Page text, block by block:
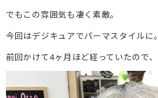
でもこの雰囲気も凄く素敵。
今回はデジキュアでパーマスタイルに。
前回かけて4ヶ月ほど経っていたので、